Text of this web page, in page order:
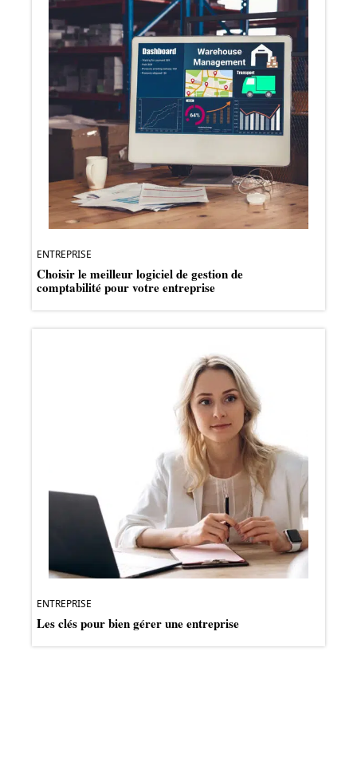
ENTREPRISE
Choisir le meilleur logiciel de gestion de
comptabilité pour votre entreprise
ENTREPRISE
Les clés pour bien gérer une entreprise